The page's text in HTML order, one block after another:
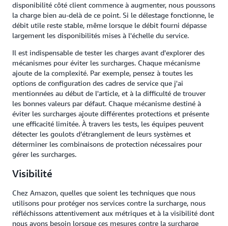
disponibilité côté client commence à augmenter, nous poussons
la charge bien au-delà de ce point. Si le délestage fonctionne, le
débit utile reste stable, même lorsque le débit fourni dépasse
largement les disponibilités mises à l'échelle du service.
Il est indispensable de tester les charges avant d'explorer des
mécanismes pour éviter les surcharges. Chaque mécanisme
ajoute de la complexité. Par exemple, pensez à toutes les
options de configuration des cadres de service que j'ai
mentionnées au début de l'article, et à la difficulté de trouver
les bonnes valeurs par défaut. Chaque mécanisme destiné à
éviter les surcharges ajoute différentes protections et présente
une efficacité limitée. À travers les tests, les équipes peuvent
détecter les goulots d’étranglement de leurs systèmes et
déterminer les combinaisons de protection nécessaires pour
gérer les surcharges.
Visibilité
Chez Amazon, quelles que soient les techniques que nous
utilisons pour protéger nos services contre la surcharge, nous
réfléchissons attentivement aux métriques et à la visibilité dont
nous avons besoin lorsque ces mesures contre la surcharge